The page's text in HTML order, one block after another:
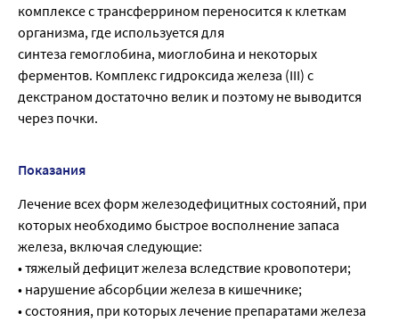
комплексе с трансферрином переносится к клеткам
организма, где используется для
синтеза гемоглобина, миоглобина и некоторых
ферментов. Комплекс гидроксида железа (III) с
декстраном достаточно велик и поэтому не выводится
через почки.
Показания
Лечение всех форм железодефицитных состояний, при
которых необходимо быстрое восполнение запаса
железа, включая следующие:
• тяжелый дефицит железа вследствие кровопотери;
• нарушение абсорбции железа в кишечнике;
• состояния, при которых лечение препаратами железа